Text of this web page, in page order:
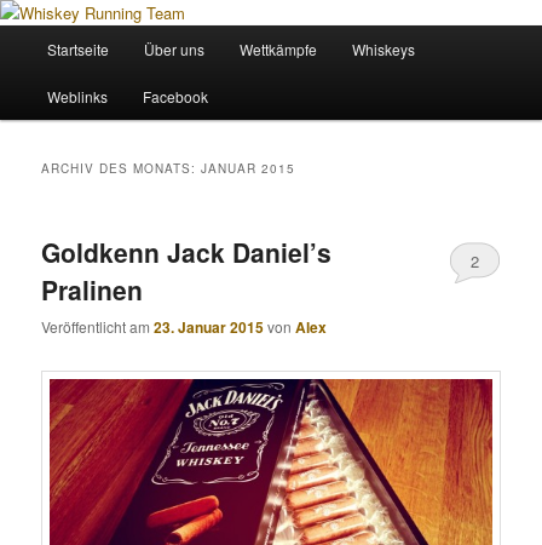
Zum
springen
Zum
springenWhiskey Running Team
Wir sind das Whiskey Running Team
Startseite Über uns Wettkämpfe Whiskeys
Weblinks Facebook
ARCHIV DES MONATS:JANUAR 2015
Goldkenn Jack Daniel’s
Pralinen
Veröffentlicht am23. Januar 2015vonAlex
2